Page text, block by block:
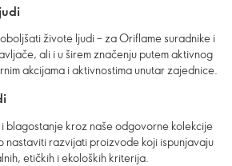
živote ljudi – za Oriflame suradnike i
ali i u širem značenju putem aktivnog
akcijama i aktivnostima unutar zajednice.
blagostanje kroz naše odgovorne kolekcije
nastaviti razvijati proizvode koji ispunjavaju
etičkih i ekoloških kriterija.